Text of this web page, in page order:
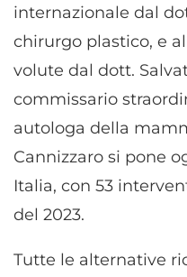
internazionale dal
chirurgo plastico, e
volute dal dott.
commissario
autologa della
Cannizzaro si pone
Italia, con 53
del 2023.
Tutte le alternative